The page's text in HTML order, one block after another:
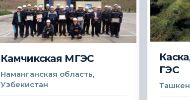
Камчикская МГЭС
Наманганская область,
Узбекистан
ГЭС